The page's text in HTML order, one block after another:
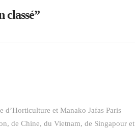
classé”
d’Horticulture et Manako Jafas Paris
de Chine, du Vietnam, de Singapour et